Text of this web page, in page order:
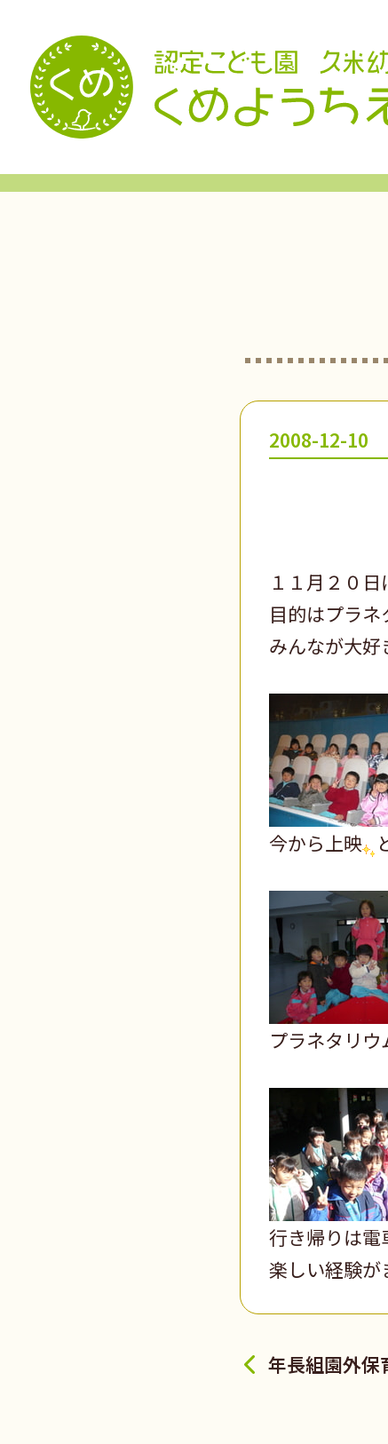
2008-12-10
１１月２０
目的はプラ
みんなが大
今から上映
プラネタリ
行き帰りは電
楽しい経験が
年長組園外保